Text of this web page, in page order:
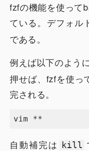
fzfの機能を使って
ている。デフォル
である。
例えば以下のよう
押せば、fzfを使っ
完される。
自動補完は kill